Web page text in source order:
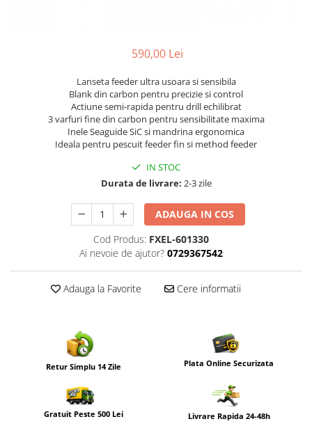
590,00 Lei
Lanseta feeder ultra usoara si sensibila
Blank din carbon pentru precizie si control
Actiune semi-rapida pentru drill echilibrat
3 varfuri fine din carbon pentru sensibilitate maxima
Inele Seaguide SiC si mandrina ergonomica
Ideala pentru pescuit feeder fin si method feeder
IN STOC
Durata de livrare: 2-3 zile
ADAUGA IN COS
Cod Produs: FXEL-601330
Ai nevoie de ajutor? 0729367542
Adauga la Favorite Cere informatii
Retur Simplu 14 Zile Plata Online Securizata
Gratuit Peste 500 Lei Livrare Rapida 24-48h